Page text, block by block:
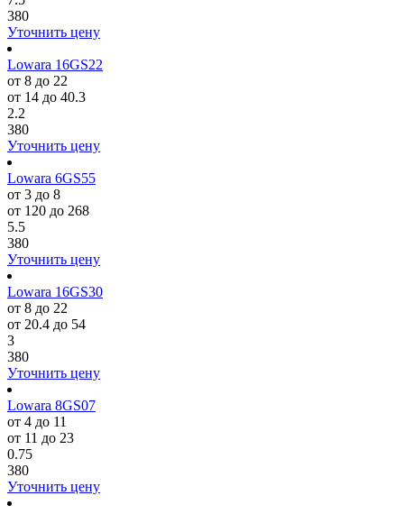
380
Уточнить цену
Lowara 16GS22
от 8 до 22
от 14 до 40.3
2.2
380
Уточнить цену
Lowara 6GS55
от 3 до 8
от 120 до 268
5.5
380
Уточнить цену
Lowara 16GS30
от 8 до 22
от 20.4 до 54
3
380
Уточнить цену
Lowara 8GS07
от 4 до 11
от 11 до 23
0.75
380
Уточнить цену